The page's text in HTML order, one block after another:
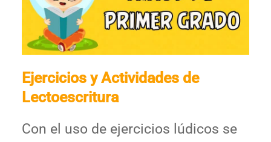
Ejercicios y Actividades de
Lectoescritura
Con el uso de ejercicios lúdicos se